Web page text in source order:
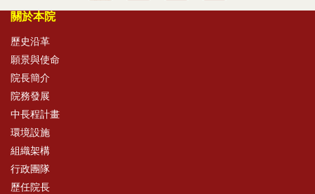
關於本院
歷史沿革
願景與使命
院長簡介
院務發展
中長程計畫
環境設施
組織架構
行政團隊
歷任院長